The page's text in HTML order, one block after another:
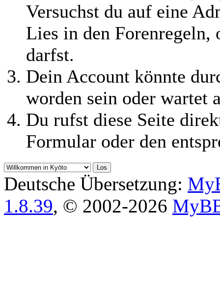
Versuchst du auf eine
Lies in den Forenregeln,
darfst.
Dein Account könnte
worden sein oder wartet
Du rufst diese Seite
Formular oder den
Deutsche Übersetzung:
1.8.39, © 2002-2026